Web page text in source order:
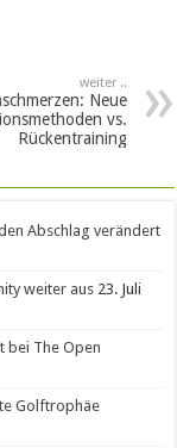
weiter ..
Neue
vs.
Rückentraining
Abschlag verändert
weiter aus 23. Juli
bei The Open
Golftrophäe